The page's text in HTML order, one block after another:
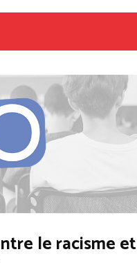
le racisme et